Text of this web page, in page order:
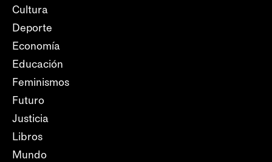
Cultura
Deporte
Economía
Educación
Feminismos
Futuro
Justicia
Libros
Mundo